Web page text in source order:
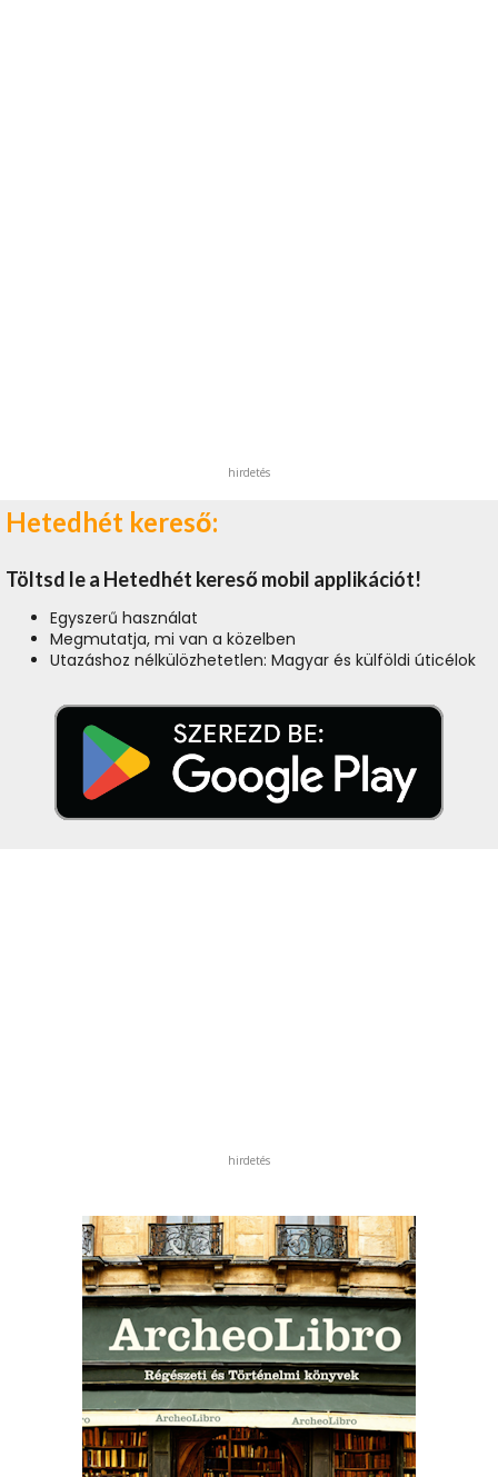
hirdetés
Hetedhét kereső:
Töltsd le a Hetedhét kereső mobil applikációt!
Egyszerű használat
Megmutatja, mi van a közelben
Utazáshoz nélkülözhetetlen: Magyar és külföldi úticélok
hirdetés